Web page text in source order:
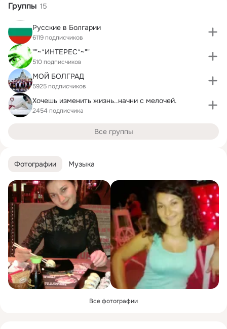
Фотографии Музыка
Все фотографии
Группы 15
Русские в Болгарии
6119 подписчиков
""~*ИНТЕРЕС*~""
510 подписчиков
МОЙ БОЛГРАД
5925 подписчиков
Хочешь изменить жизнь..начни с мелочей.
2454 подписчика
Все группы